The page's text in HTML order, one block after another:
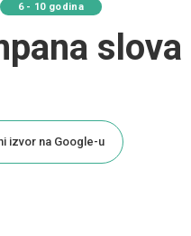
6 - 10 godina
izvor na Google-u